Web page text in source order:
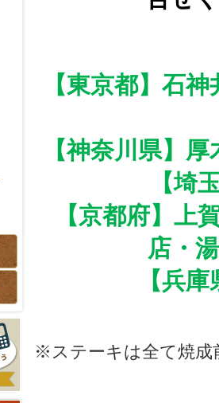
【東京都】石
【神奈川県】
【埼
【京都府】上
店・
【兵
※ステーキは全て焼成